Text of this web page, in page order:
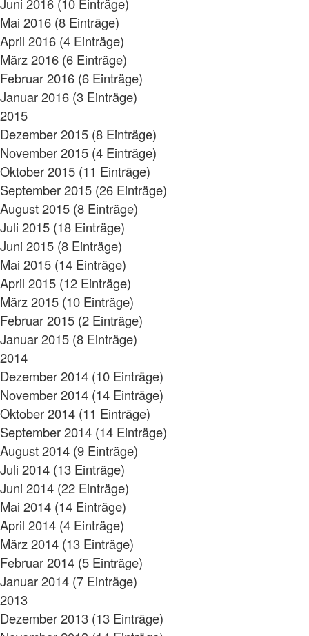
Mai 2016 (8 Einträge)
April 2016 (4 Einträge)
März 2016 (6 Einträge)
Februar 2016 (6 Einträge)
Januar 2016 (3 Einträge)
2015
Dezember 2015 (8 Einträge)
November 2015 (4 Einträge)
Oktober 2015 (11 Einträge)
September 2015 (26 Einträge)
August 2015 (8 Einträge)
Juli 2015 (18 Einträge)
Juni 2015 (8 Einträge)
Mai 2015 (14 Einträge)
April 2015 (12 Einträge)
März 2015 (10 Einträge)
Februar 2015 (2 Einträge)
Januar 2015 (8 Einträge)
2014
Dezember 2014 (10 Einträge)
November 2014 (14 Einträge)
Oktober 2014 (11 Einträge)
September 2014 (14 Einträge)
August 2014 (9 Einträge)
Juli 2014 (13 Einträge)
Juni 2014 (22 Einträge)
Mai 2014 (14 Einträge)
April 2014 (4 Einträge)
März 2014 (13 Einträge)
Februar 2014 (5 Einträge)
Januar 2014 (7 Einträge)
2013
Dezember 2013 (13 Einträge)